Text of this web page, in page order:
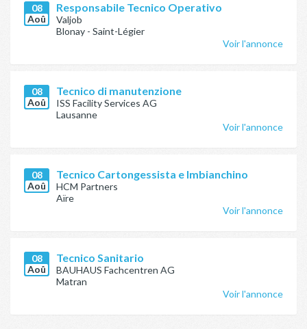
08
Aoû
Responsabile Tecnico Operativo
Valjob
Blonay - Saint-Légier
Voir l'annonce
08
Aoû
Tecnico di manutenzione
ISS Facility Services AG
Lausanne
Voir l'annonce
08
Aoû
Tecnico Cartongessista e Imbianchino
HCM Partners
Aïre
Voir l'annonce
08
Aoû
Tecnico Sanitario
BAUHAUS Fachcentren AG
Matran
Voir l'annonce